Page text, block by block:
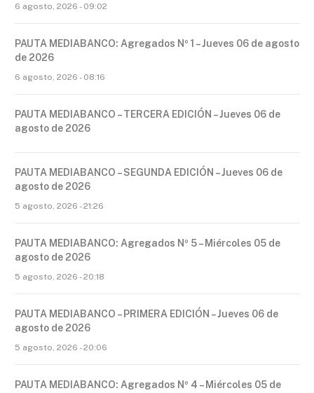
6 agosto, 2026 - 09:02
PAUTA MEDIABANCO: Agregados Nº 1 – Jueves 06 de agosto
de 2026
6 agosto, 2026 - 08:16
PAUTA MEDIABANCO – TERCERA EDICIÓN – Jueves 06 de
agosto de 2026
PAUTA MEDIABANCO – SEGUNDA EDICIÓN – Jueves 06 de
agosto de 2026
5 agosto, 2026 - 21:26
PAUTA MEDIABANCO: Agregados Nº 5 – Miércoles 05 de
agosto de 2026
5 agosto, 2026 - 20:18
PAUTA MEDIABANCO – PRIMERA EDICIÓN – Jueves 06 de
agosto de 2026
5 agosto, 2026 - 20:06
PAUTA MEDIABANCO: Agregados Nº 4 – Miércoles 05 de